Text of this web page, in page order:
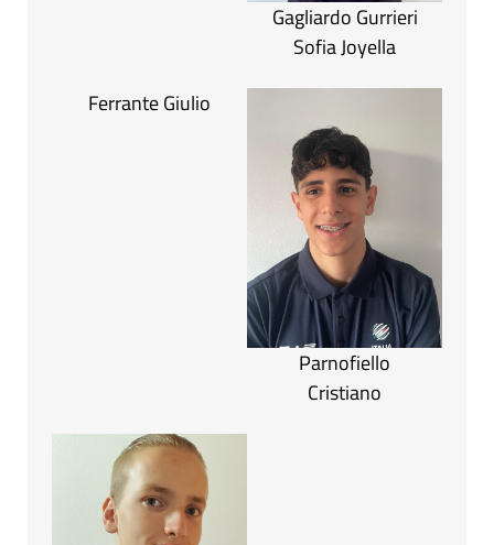
Gagliardo Gurrieri
Sofia Joyella
Ferrante Giulio
Parnofiello
Cristiano